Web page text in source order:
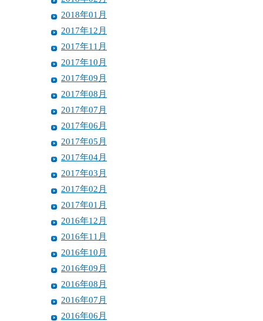
2018年01月
2017年12月
2017年11月
2017年10月
2017年09月
2017年08月
2017年07月
2017年06月
2017年05月
2017年04月
2017年03月
2017年02月
2017年01月
2016年12月
2016年11月
2016年10月
2016年09月
2016年08月
2016年07月
2016年06月